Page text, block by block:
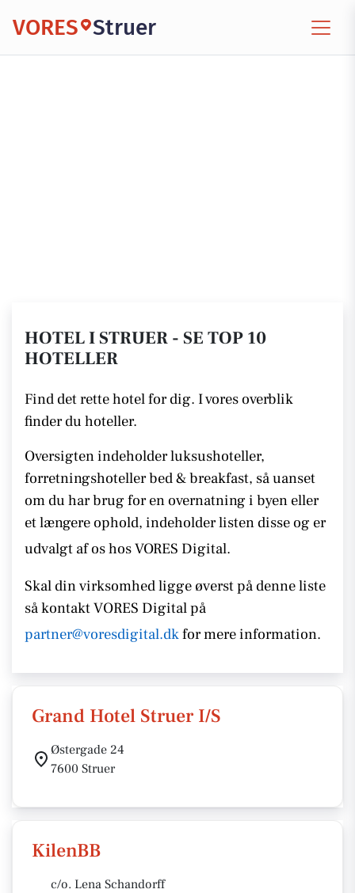
VORES Struer
HOTEL I STRUER - SE TOP 10
HOTELLER
Find det rette hotel for dig. I vores overblik
finder du hoteller.
Oversigten indeholder luksushoteller,
forretningshoteller bed & breakfast, så uanset
om du har brug for en overnatning i byen eller
et længere ophold, indeholder listen disseog er
udvalgt af os hos VORES Digital.
Skal din virksomhed ligge øverst på denne liste
så kontaktVORES Digital på
partner@voresdigital.dkfor mere information.
Grand Hotel Struer I/S
Østergade 24
7600 Struer
KilenBB
c/o. Lena Schandorff